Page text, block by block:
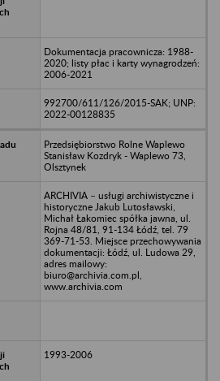
Dokumentacja pracownicza: 1988-
2020; listy płac i karty wynagrodzeń:
2006-2021
992700/611/126/2015-SAK; UNP:
2022-00128835
Przedsiębiorstwo Rolne Waplewo
Stanisław Kozdryk - Waplewo 73,
Olsztynek
ARCHIVIA – usługi archiwistyczne i
historyczne Jakub Lutosławski,
Michał Łakomiec spółka jawna, ul.
Rojna 48/81, 91-134 Łódź, tel. 79
369-71-53. Miejsce przechowywania
dokumentacji: Łódź, ul. Ludowa 29,
adres mailowy:
biuro@archivia.com.pl,
www.archivia.com
1993-2006